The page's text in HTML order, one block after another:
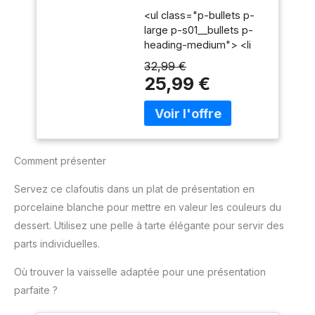
en acier inoxydable
durables : Livré avec des
fouets et crochets
pétrisseurs en acier
inoxydable pour des
performances fiables et
durables. Design
ergonomique et facile
d'utilisation : Poignée
une utilisation
changement rapide des
accessoires. Compact et
d'un câble de 1 mètre et
Fouets Coniques
pour Pâte Aérée, 5
Vitesses + Turbo,
Éjection Facile des
Accessoires, Clip
Attache-Cordon
(HR3741/00)
<ul class="p-bullets p-
large p-s01__bullets p-
heading-medium"> <li
class="p-
s01__bullet">450 W</li>
<li class="p-
s01__bullet">5 vitesses
+ fonction Turbo</li> <li
32,99 €
25,99 €
Comment présenter
Servez ce clafoutis dans un plat de présentation en
porcelaine blanche pour mettre en valeur les couleurs du
dessert. Utilisez une pelle à tarte élégante pour servir des
parts individuelles.
Où trouver la vaisselle adaptée pour une présentation
parfaite ?